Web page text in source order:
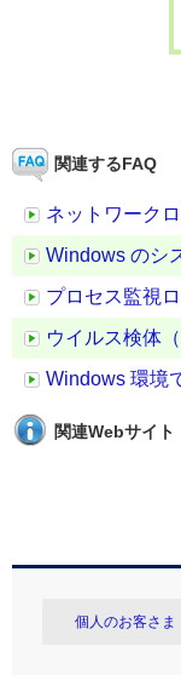
関連するFAQ
ネットワーク
Windows のシ
プロセス監視
ウイルス検体
Windows 環境
関連Webサイト
個人のお客さま